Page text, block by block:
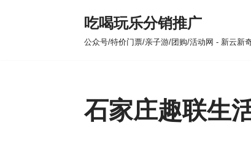
吃喝玩乐分销推广
公众号/特价门票/亲子游/团购/活动网 - 新云新
石家庄趣联生